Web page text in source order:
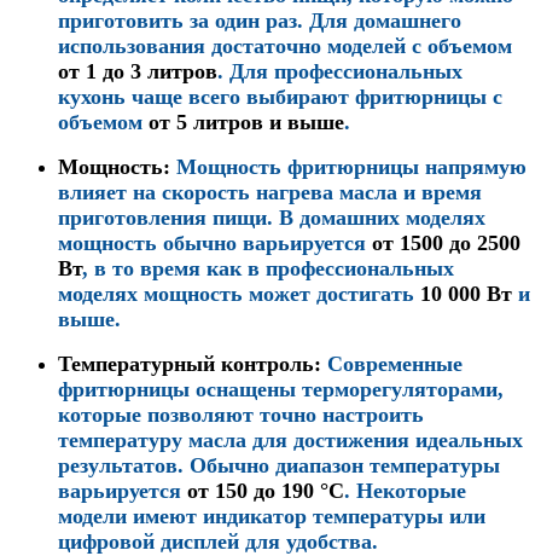
приготовить за один раз. Для домашнего
использования достаточно моделей с объемом
от 1 до 3 литров. Для профессиональных
кухонь чаще всего выбирают фритюрницы с
объемом от 5 литров и выше.
Мощность: Мощность фритюрницы напрямую
влияет на скорость нагрева масла и время
приготовления пищи. В домашних моделях
мощность обычно варьируется от 1500 до 2500
Вт, в то время как в профессиональных
моделях мощность может достигать 10 000 Вт и
выше.
Температурный контроль: Современные
фритюрницы оснащены терморегуляторами,
которые позволяют точно настроить
температуру масла для достижения идеальных
результатов. Обычно диапазон температуры
варьируется от 150 до 190 °C. Некоторые
модели имеют индикатор температуры или
цифровой дисплей для удобства.